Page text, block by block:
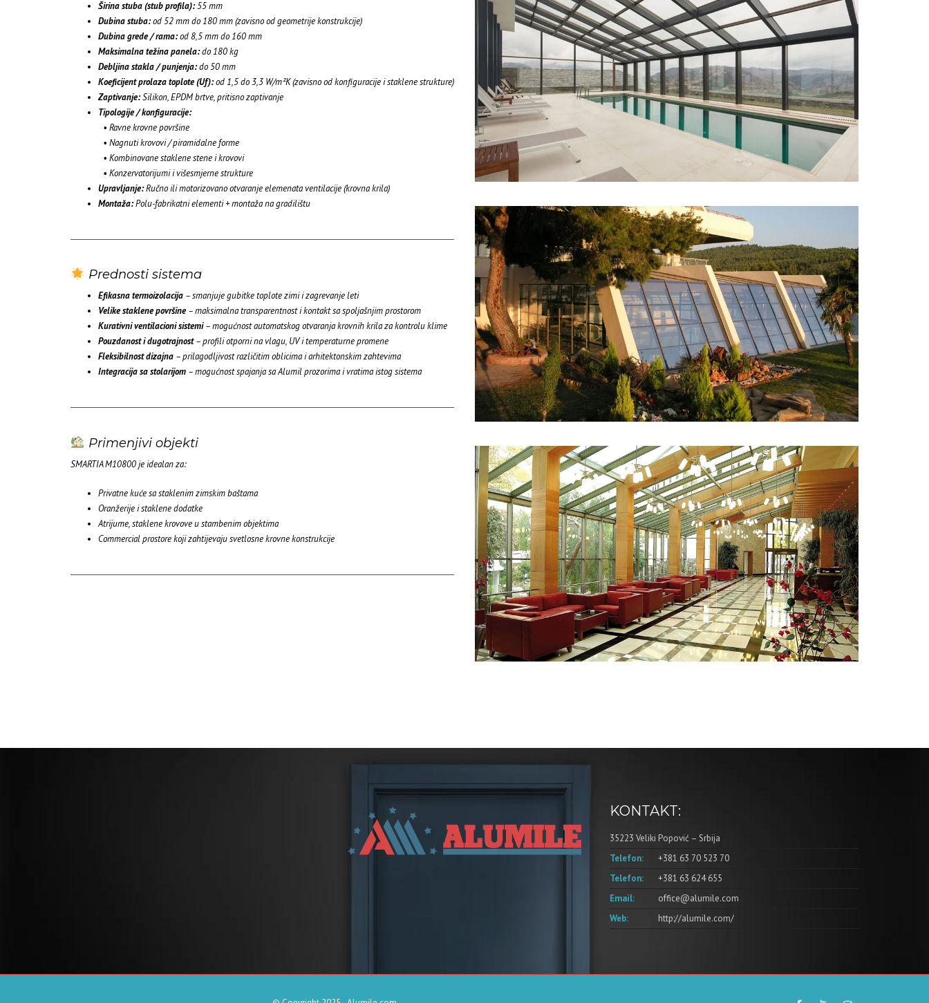
Širina stuba (stub profila):55 mm
Dubina stuba:od 52 mm do 180 mm (zavisno od geometrije konstrukcije)
Dubina grede / rama:od 8,5 mm do 160 mm
Maksimalna težina panela:do 180 kg
Debljina stakla / punjenja:do 50 mm
Koeficijent prolaza toplote (Uf):od 1,5 do 3,3 W/m²K (zavisno od konfiguracije i staklene strukture)
Zaptivanje:Silikon, EPDM brtve, pritisno zaptivanje
Tipologije / konfiguracije:
• Ravne krovne površine
• Nagnuti krovovi / piramidalne forme
• Kombinovane staklene stene i krovovi
• Konzervatorijumi i višesmjerne strukture
Upravljanje:Ručno ili motorizovano otvaranje elemenata ventilacije (krovna krila)
Montaža:Polu-fabrikatni elementi + montaža na gradilištu
Prednosti sistema
Efikasna termoizolacija – smanjuje gubitke toplote zimi i zagrevanje leti
Velike staklene površine – maksimalna transparentnost i kontakt sa spoljašnjim prostorom
Kurativni ventilacioni sistemi– mogućnost automatskog otvaranja krovnih krila za kontrolu klime
Pouzdanost i dugotrajnost– profili otporni na vlagu, UV i temperaturne promene
Fleksibilnost dizajna – prilagodljivost različitim oblicima i arhitektonskim zahtevima
Integracija sa stolarijom – mogućnost spajanja sa Alumil prozorima i vratima istog sistema
Primenjivi objekti
SMARTIA M10800 je idealan za:
Privatne kuće sa staklenim zimskim baštama
Oranžerije i staklene dodatke
Atrijume, staklene krovove u stambenim objektima
Commercial prostore koji zahtijevaju svetlosne krovne konstrukcije
KONTAKT:
35223 Veliki Popović – Srbija
Telefon:
+381 63 70 523 70
Telefon:
+381 63 624 655
Email:
office@alumile.com
Web:
http://alumile.com/